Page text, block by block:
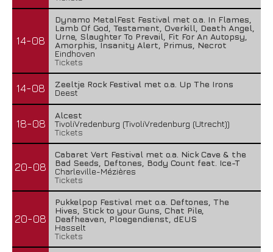
14-08
Dynamo MetalFest Festival met o.a. In Flames,
Lamb Of God, Testament, Overkill, Death Angel,
Urne, Slaughter To Prevail, Fit For An Autopsy,
Amorphis, Insanity Alert, Primus, Necrot
Eindhoven
Tickets
14-08
Zeeltje Rock Festival met o.a. Up The Irons
Deest
18-08
Alcest
TivoliVredenburg (TivoliVredenburg (Utrecht))
Tickets
20-08
Cabaret Vert Festival met o.a. Nick Cave & the
Bad Seeds, Deftones, Body Count feat. Ice-T
Charleville-Mézières
Tickets
20-08
Pukkelpop Festival met o.a. Deftones, The
Hives, Stick to your Guns, Chat Pile,
Deafheaven, Ploegendienst, dEUS
Hasselt
Tickets